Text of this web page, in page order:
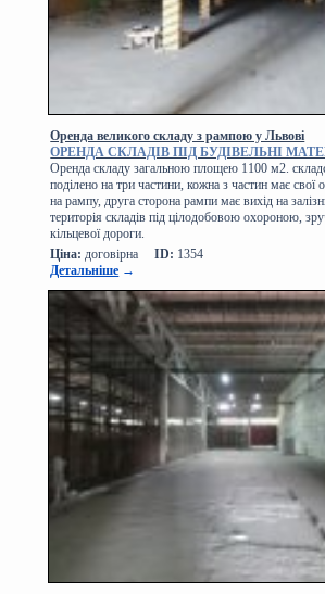
Оренда великого складу з рампою у Львові
ОРЕНДА СКЛАДІВ ПІД БУДІВЕЛЬНІ
Оренда складу загальною площею 1100 м2.
поділено на три частини, кожна з частин має свої
на рампу, друга сторона рампи має вихід на
територія складів під цілодобовою охороною,
кільцевої дороги.
Ціна: договірна ID: 1354
Детальніше →